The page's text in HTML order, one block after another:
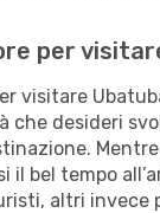
per
visitare
che desideri
il bel tempo
altri invece